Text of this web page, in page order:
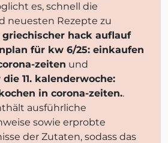
es, schnell die
neuesten Rezepte zu
griechischer hack auflauf
für kw 6/25: einkaufen
zeiten und
11. kalenderwoche:
in corona-zeiten..
ausführliche
sowie erprobte
der Zutaten, sodass das